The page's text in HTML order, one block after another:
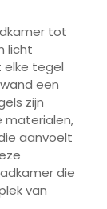
tot
licht
elke tegel
een
zijn
materialen,
aanvoelt
die
van